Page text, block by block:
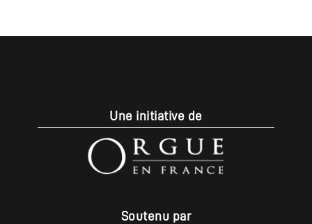
Une initiative de
Soutenu par